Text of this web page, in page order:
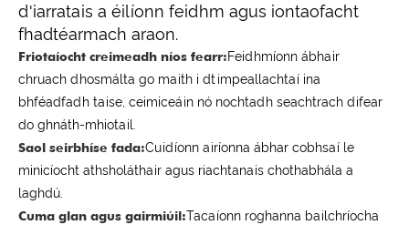
d'iarratais a éilíonn feidhm agus iontaofacht
fhadtéarmach araon.
Friotaíocht creimeadh níos fearr:Feidhmíonn ábhair
chruach dhosmálta go maith i dtimpeallachtaí ina
bhféadfadh taise, ceimiceáin nó nochtadh seachtrach difear
do ghnáth-mhiotail.
Saol seirbhíse fada:Cuidíonn airíonna ábhar cobhsaí le
minicíocht athsholáthair agus riachtanais chothabhála a
laghdú.
Cuma glan agus gairmiúil:Tacaíonn roghanna bailchríocha